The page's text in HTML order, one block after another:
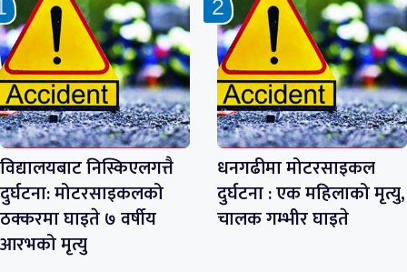
विद्यालयबाट निस्किएलगत्तै
दुर्घटना: मोटरसाइकलको
ठक्करमा घाइते ७ वर्षीय
आरभको मृत्यु
धनगढीमा मोटरसाइकल
दुर्घटना : एक महिलाको मृत्यु,
चालक गम्भीर घाइते